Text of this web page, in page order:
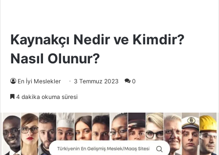
Kaynakçı Nedir ve Kimdir?
Nasıl Olunur?
En İyi Meslekler 3 Temmuz 2023 0
4 dakika okuma süresi